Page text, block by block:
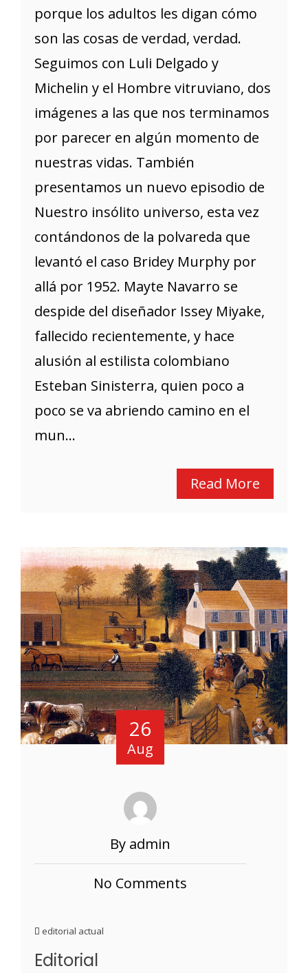
porque los adultos les digan cómo
son las cosas de verdad, verdad.
Seguimos con Luli Delgado y
Michelin y el Hombre vitruviano, dos
imágenes a las que nos terminamos
por parecer en algún momento de
nuestras vidas. También
presentamos un nuevo episodio de
Nuestro insólito universo, esta vez
contándonos de la polvareda que
levantó el caso Bridey Murphy por
allá por 1952. Mayte Navarro se
despide del diseñador Issey Miyake,
fallecido recientemente, y hace
alusión al estilista colombiano
Esteban Sinisterra, quien poco a
poco se va abriendo camino en el
mun...
Read More
26
Aug
By admin
No Comments
editorial actual
Editorial